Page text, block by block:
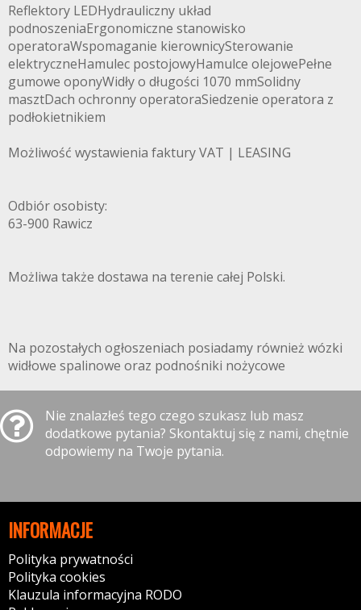
Reflektory LEDHydrauliczny układ
podnoszeniaErgonomiczne stanowisko
operatoraWspomaganie kierownicySterowanie
elektryczneHamulec postojowyHamulce olejowePełne
gumowe oponyWidły o długości 1070 mmSolidny
masztDach ochronny operatoraSiedzenie operatora z
podłokietnikiem
Możliwość wystawienia faktury VAT | LEASING
Odbiór osobisty:
63-900 Rawicz
Możliwa także dostawa na terenie całej Polski.
Na pozostałych ogłoszeniach posiadamy również wózki
widłowe spalinowe oraz podnośniki nożycowe
Nie znalazłeś tego czego szukasz lub masz
dodatkowe pytania? Skontaktuj się z nami, chętnie
odpowiemy na Twoje pytania.
INFORMACJE
Polityka prywatności
Polityka cookies
Klauzula informacyjna RODO